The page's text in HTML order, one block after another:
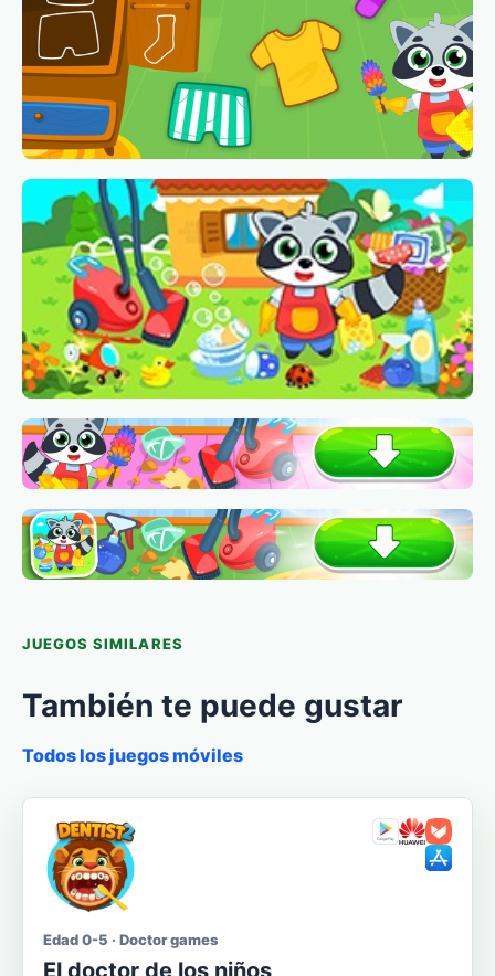
JUEGOS SIMILARES
También te puede gustar
Todos los juegos móviles
Edad 0-5 · Doctor games
El doctor de los niños